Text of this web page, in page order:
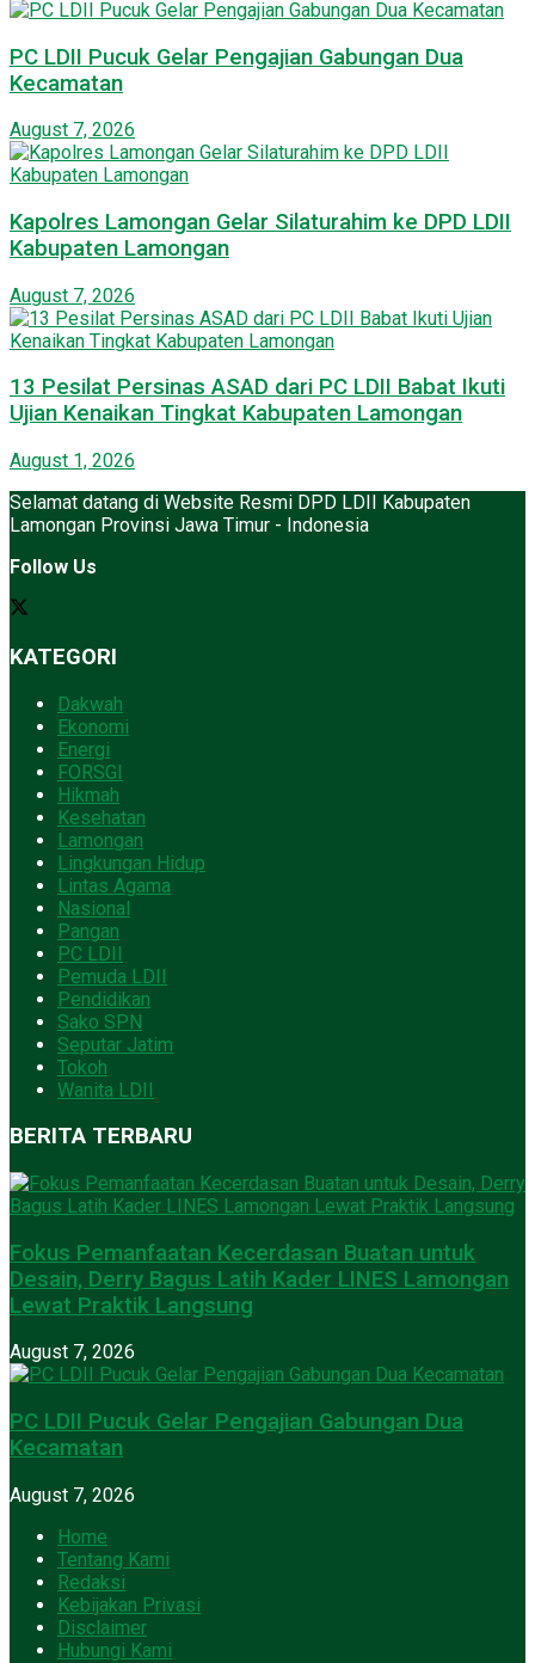
PC LDII Pucuk Gelar Pengajian Gabungan Dua
Kecamatan
August 7, 2026
Kapolres Lamongan Gelar Silaturahim ke DPD LDII
Kabupaten Lamongan
August 7, 2026
13 Pesilat Persinas ASAD dari PC LDII Babat Ikuti
Ujian Kenaikan Tingkat Kabupaten Lamongan
August 1, 2026
Selamat datang di Website Resmi DPD LDII Kabupaten
Lamongan Provinsi Jawa Timur - Indonesia
Follow Us
KATEGORI
Dakwah
Ekonomi
Energi
FORSGI
Hikmah
Kesehatan
Lamongan
Lingkungan Hidup
Lintas Agama
Nasional
Pangan
PC LDII
Pemuda LDII
Pendidikan
Sako SPN
Seputar Jatim
Tokoh
Wanita LDII
BERITA TERBARU
Fokus Pemanfaatan Kecerdasan Buatan untuk
Desain, Derry Bagus Latih Kader LINES Lamongan
Lewat Praktik Langsung
August 7, 2026
PC LDII Pucuk Gelar Pengajian Gabungan Dua
Kecamatan
August 7, 2026
Home
Tentang Kami
Redaksi
Kebijakan Privasi
Disclaimer
Hubungi Kami